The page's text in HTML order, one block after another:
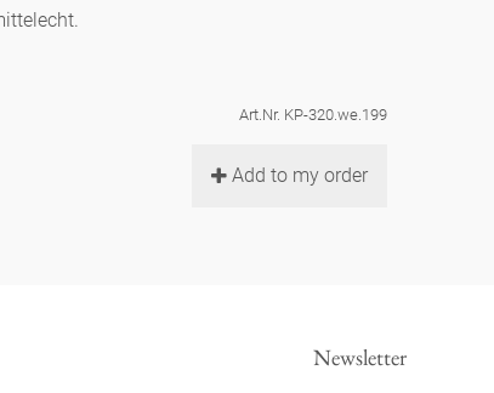
Art.Nr. KP-320.we.199
Add to my order
Newsletter